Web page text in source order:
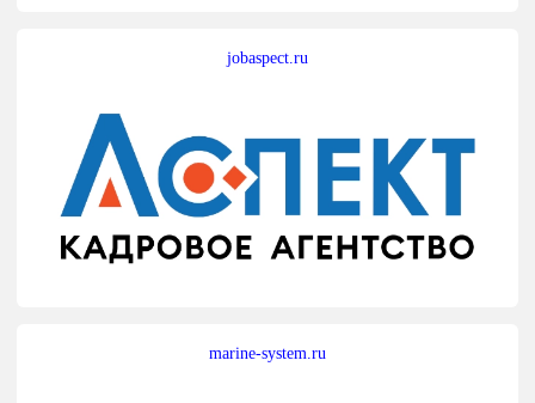
jobaspect.ru
marine-system.ru